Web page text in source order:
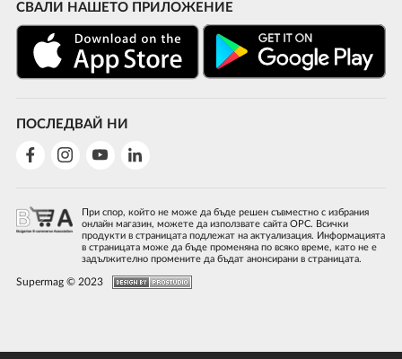
СВАЛИ НАШЕТО ПРИЛОЖЕНИЕ
ПОСЛЕДВАЙ НИ
При спор, който не може да бъде решен съвместно с избрания
онлайн магазин, можете да използвате сайта ОРС. Всички
продукти в страницата подлежат на актуализация. Информацията
в страницата може да бъде променяна по всяко време, като не е
задължително промените да бъдат анонсирани в страницата.
Supermag © 2023